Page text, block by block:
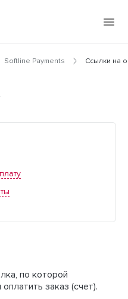
Softline Payments Ссылки на
по которой
заказ (счет).